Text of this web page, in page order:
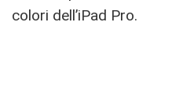
colori dell’iPad Pro.